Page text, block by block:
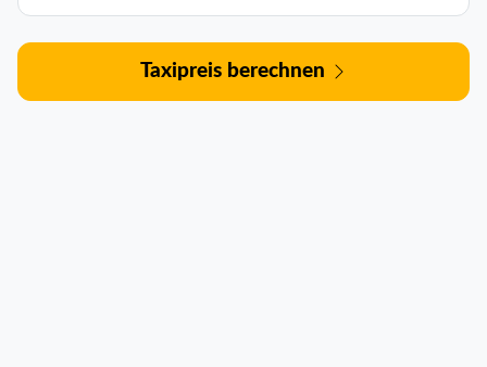
Taxipreis berechnen